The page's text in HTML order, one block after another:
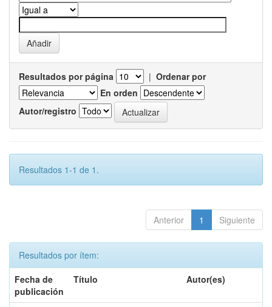
Resultados por página | Ordenar por
En orden
Autor/registro
Resultados 1-1 de 1.
Anterior 1 Siguiente
Resultados por ítem:
Fecha de
publicación
Título Autor(es)